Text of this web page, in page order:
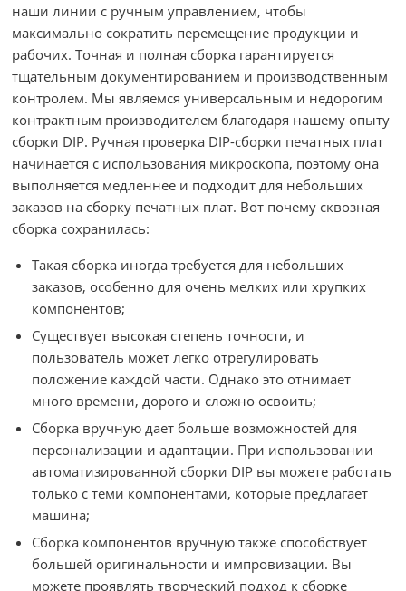
наши линии с ручным управлением, чтобы
максимально сократить перемещение продукции и
рабочих. Точная и полная сборка гарантируется
тщательным документированием и производственным
контролем. Мы являемся универсальным и недорогим
контрактным производителем благодаря нашему опыту
сборки DIP. Ручная проверка DIP-сборки печатных плат
начинается с использования микроскопа, поэтому она
выполняется медленнее и подходит для небольших
заказов на сборку печатных плат. Вот почему сквозная
сборка сохранилась:
Такая сборка иногда требуется для небольших
заказов, особенно для очень мелких или хрупких
компонентов;
Существует высокая степень точности, и
пользователь может легко отрегулировать
положение каждой части. Однако это отнимает
много времени, дорого и сложно освоить;
Сборка вручную дает больше возможностей для
персонализации и адаптации. При использовании
автоматизированной сборки DIP вы можете работать
только с теми компонентами, которые предлагает
машина;
Сборка компонентов вручную также способствует
большей оригинальности и импровизации. Вы
можете проявлять творческий подход к сборке